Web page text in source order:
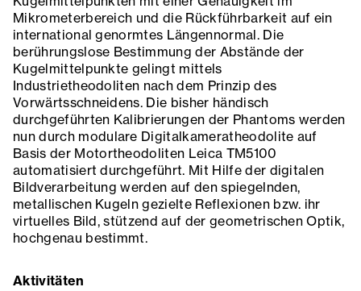
Mikrometerbereich und die Rückführbarkeit auf ein
international genormtes Längennormal. Die
berührungslose Bestimmung der Abstände der
Kugelmittelpunkte gelingt mittels
Industrietheodoliten nach dem Prinzip des
Vorwärtsschneidens. Die bisher händisch
durchgeführten Kalibrierungen der Phantoms werden
nun durch modulare Digitalkameratheodolite auf
Basis der Motortheodoliten Leica TM5100
automatisiert durchgeführt. Mit Hilfe der digitalen
Bildverarbeitung werden auf den spiegelnden,
metallischen Kugeln gezielte Reflexionen bzw. ihr
virtuelles Bild, stützend auf der geometrischen Optik,
hochgenau bestimmt.
Aktivitäten